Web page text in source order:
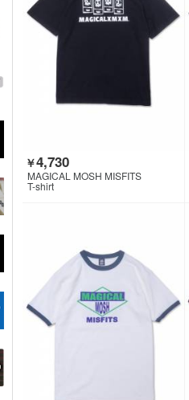
￥4,730
MAGICAL MOSH MISFITS
T-shirt